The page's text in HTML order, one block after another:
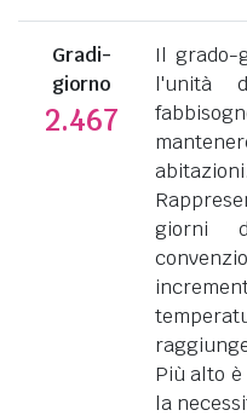
Gradi-
giorno
2.467
Il grado-
l'unità
abitazioni.
giorni
Più alto
la